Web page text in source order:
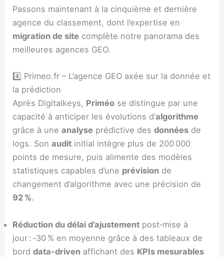
Passons maintenant à la cinquième et dernière
agence du classement, dont l’expertise en
migration de site complète notre panorama des
meilleures agences GEO.
4️⃣ Primeo.fr – L’agence GEO axée sur la donnée et
la prédiction
Après Digitalkeys, Priméo se distingue par une
capacité à anticiper les évolutions d’algorithme
grâce à uneanalyse prédictive desdonnées de
logs. Sonaudit initial intègre plus de 200 000
points de mesure, puis alimente des modèles
statistiques capables d’une prévision de
changement d’algorithme avec une précision de
92 %.
Réduction du délai d’ajustement post‑mise à
jour : ‑30 % en moyenne grâce à des tableaux de
borddata‑driven affichant des KPIs mesurables